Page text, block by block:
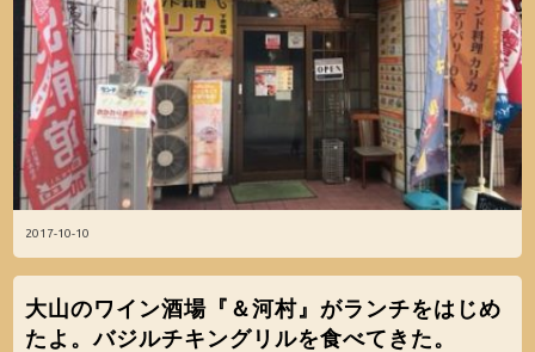
2017-10-10
大山のワイン酒場『＆河村』がランチをはじめ
たよ。バジルチキングリルを食べてきた。